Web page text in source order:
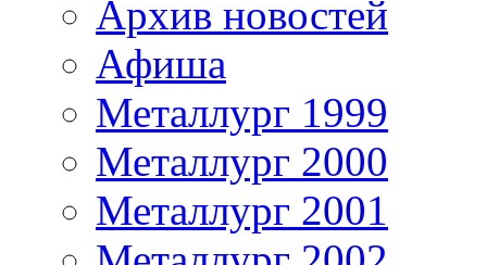
Архив новостей
Афиша
Металлург 1999
Металлург 2000
Металлург 2001